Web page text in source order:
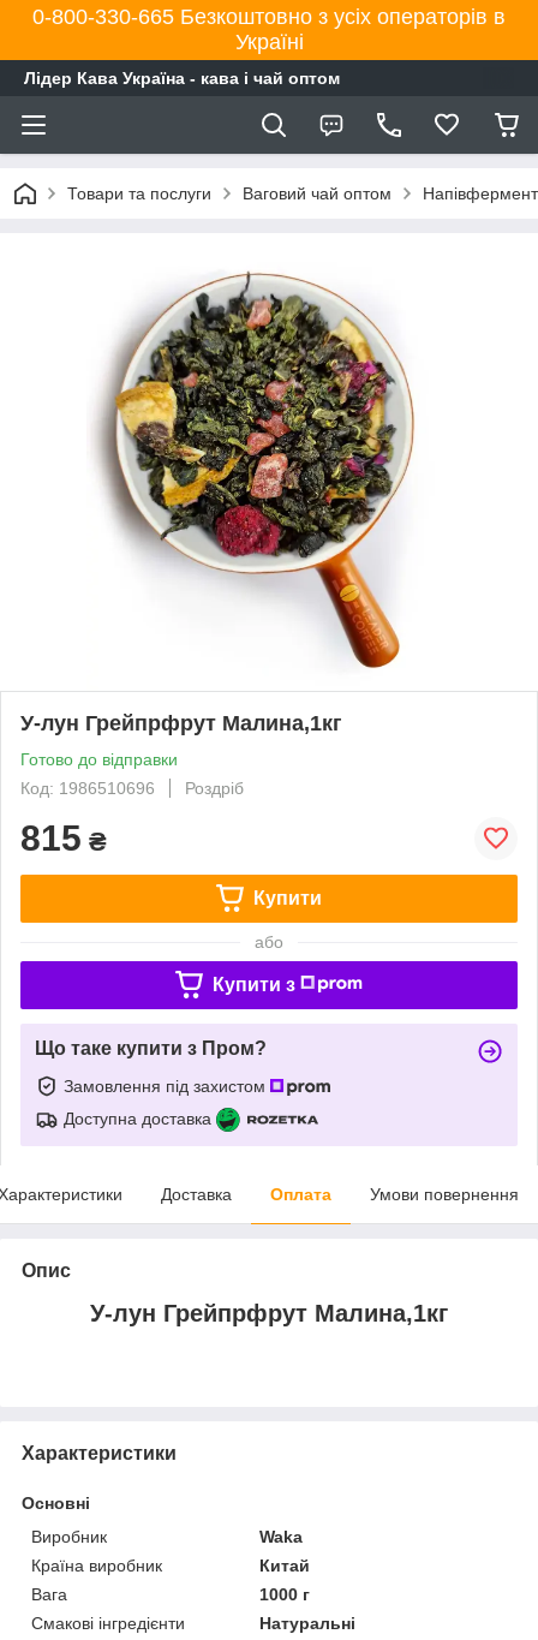
0-800-330-665 Безкоштовно з усіх операторів в
Україні
Лідер Кава Україна - кава і чай оптом
Товари та послуги Ваговий чай оптом
У-лун Грейпрфрут Малина,1кг
Готово до відправки
Код: 1986510696
Роздріб
815 ₴
Купити
або
Купити з
Що таке купити з Пром?
Замовлення під захистом
Доступна доставка
Доставка Оплата Умови повернення
Опис
У-лун Грейпрфрут Малина,1кг
Характеристики
Основні
Виробник
Waka
Країна виробник
Китай
Вага
1000 г
Смакові інгредієнти
Натуральні